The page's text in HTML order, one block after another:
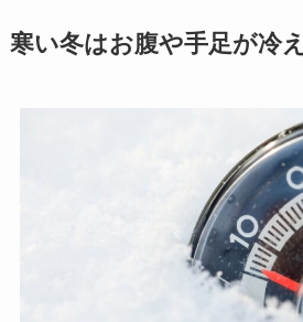
寒い冬はお腹や手足が冷